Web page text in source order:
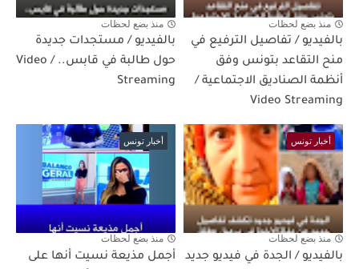
منذ بضع لحظات
بالفيديو / تفاصيل الترفيع في
منح التقاعد بتونس وفق
أنظمة الصناديق الاجتماعية /
Video Streaming
منذ بضع لحظات
بالفيديو / مستجدات جديدة
حول طالبة في قابس.. / Video
Streaming
أخبار تونس
منذ بضع لحظات
بالفيديو / الجدة في فيديو جديد
أخبار تونس
منذ بضع لحظات
أجمل مذيعة نسيت أنها على